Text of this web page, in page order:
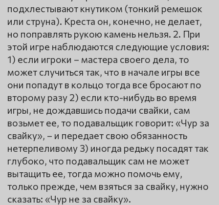
подхлестывают кнутиком (тонкий ремешок
или струна). Креста он, конечно, не делает,
но поправлять рукою камень нельзя. 2. При
этой игре наблюдаются следующие условия:
1) если игроки – мастера своего дела, то
может случиться так, что в начале игры все
они попадут в кольцо тогда все бросают по
второму разу 2) если кто-нибудь во время
игры, не дождавшись подачи свайки, сам
возьмет ее, то подавальщик говорит: «Чур за
свайку», – и передает свою обязанность
нетерпеливому 3) иногда редьку посадят так
глубоко, что подавальщик сам не может
вытащить ее, тогда можно помочь ему,
только прежде, чем взяться за свайку, нужно
сказать: «Чур не за свайку».